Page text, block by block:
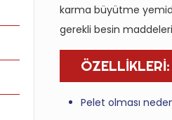
karma büyütme
gerekli besin
ÖZELLİKLERİ:
Pelet olması